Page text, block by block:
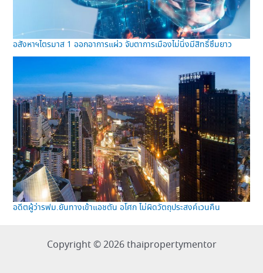
อสังหาฯไตรมาส 1 ออกอาการแผ่ว จับตาการเมืองไม่นิ่งมีสิทธิ์ซึมยาว
อดีตผู้ว่ารฟม.ยันทางเข้าแอชตัน อโศก ไม่ผิดวัตถุประสงค์เวนคืน
Copyright © 2026 thaipropertymentor